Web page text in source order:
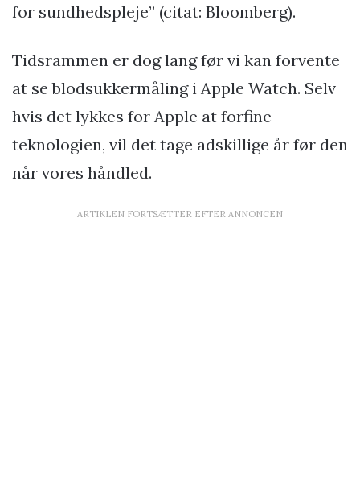
for sundhedspleje” (citat: Bloomberg).
Tidsrammen er dog lang før vi kan forvente
at se blodsukkermåling i Apple Watch. Selv
hvis det lykkes for Apple at forfine
teknologien, vil det tage adskillige år før den
når vores håndled.
ARTIKLEN FORTSÆTTER EFTER ANNONCEN